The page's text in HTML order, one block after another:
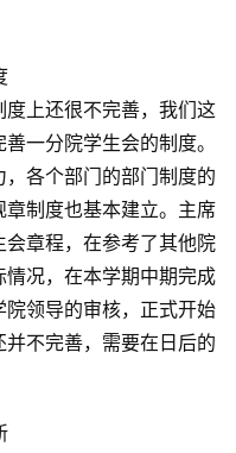
上还很不完善，我们这
一分院学生会的制度。
各个部门的部门制度的
制度也基本建立。主席
章程，在参考了其他院
况，在本学期中期完成
领导的审核，正式开始
不完善，需要在日后的